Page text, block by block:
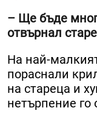
– Ще бъде
отвърнал
На най-
пораснали
на стареца и
нетърпение го